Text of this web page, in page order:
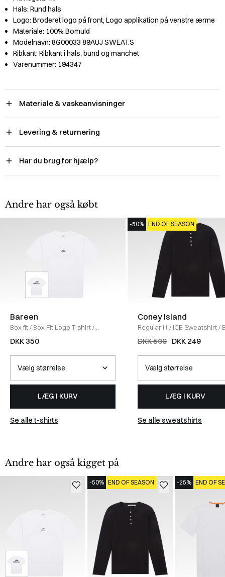
Hals: Rund hals
Logo: Broderet logo på front, Logo applikation på venstre ærme
Materiale: 100% Bomuld
Modelnavn: 8G00033 89AUJ SWEAT.S
Ribkant: Ribkant i hals, bund og manchet
Varenummer: 194347
Materiale & vaskeanvisninger
Levering & returnering
Har du brug for hjælp?
Andre har også købt
Bareen
Box fit/ Box Fit Logo T-shirt/
WHITE
DKK 350
LÆG I KURV
Se alle t-shirts
-50% END OF SEASON
Coney Island
Regular fit/ ICE Sweatshirt/
DKK 500 DKK 249
LÆG I KURV
Se alle sweatshirts
Andre har også kigget på
-50% END OF SEASON -25% END OF